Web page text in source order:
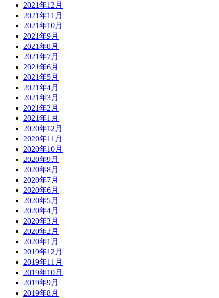
2021年12月
2021年11月
2021年10月
2021年9月
2021年8月
2021年7月
2021年6月
2021年5月
2021年4月
2021年3月
2021年2月
2021年1月
2020年12月
2020年11月
2020年10月
2020年9月
2020年8月
2020年7月
2020年6月
2020年5月
2020年4月
2020年3月
2020年2月
2020年1月
2019年12月
2019年11月
2019年10月
2019年9月
2019年8月